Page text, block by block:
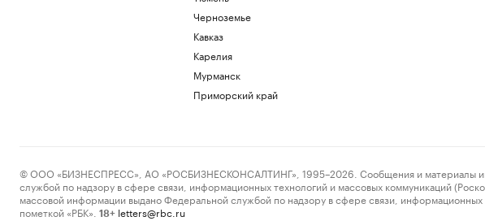
Черноземье
Кавказ
Карелия
Мурманск
Приморский край
© ООО «БИЗНЕСПРЕСС», АО «РОСБИЗНЕСКОНСАЛТИНГ», 1995–2026. Сообщения и материалы
службой по надзору в сфере связи, информационных технологий и массовых коммуникаций
массовой информации выдано Федеральной службой по надзору в сфере связи,
пометкой «РБК».
18+ letters@rbc.ru